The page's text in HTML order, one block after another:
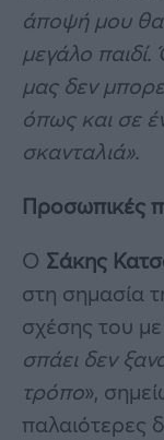
άποψή μου θα
μεγάλο παιδί.
μας δεν
όπως και σε
σκανταλιά».
Προσωπικές
Ο Σάκης
στη σημασία
σχέσης του
σπάει δεν
τρόπο»,
παλαιότερες